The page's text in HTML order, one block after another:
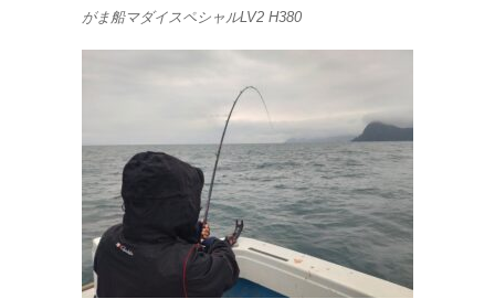
がま船マダイスペシャルLV2 H380